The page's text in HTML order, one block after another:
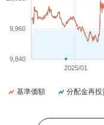
2025/01
9,840
9,960
基準価額 分配金再